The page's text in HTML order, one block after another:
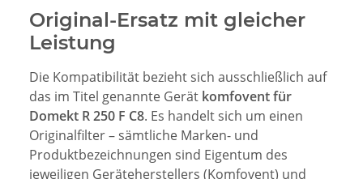
Original-Ersatz mit gleicher
Leistung
Die Kompatibilität bezieht sich ausschließlich auf
das im Titel genannte Gerät komfovent für
Domekt R 250 F C8. Es handelt sich um einen
Originalfilter – sämtliche Marken- und
Produktbezeichnungen sind Eigentum des
jeweiligen Geräteherstellers (Komfovent) und